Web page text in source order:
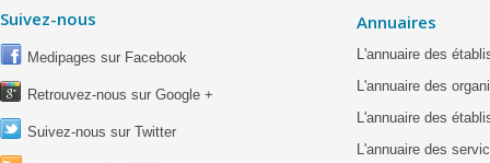
Suivez-nous
Medipages sur Facebook
Retrouvez-nous sur Google +
Suivez-nous sur Twitter
Annuaires
L'annuaire des
L'annuaire des
L'annuaire des
L'annuaire des